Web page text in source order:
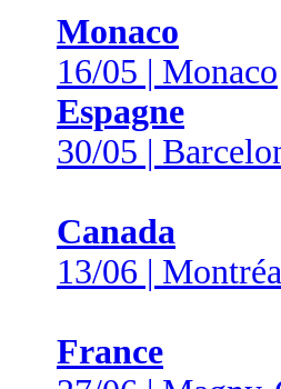
Monaco
16/05 | Monaco
Espagne
30/05 |
Canada
13/06 |
France